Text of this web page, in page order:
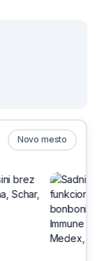
Novo mesto